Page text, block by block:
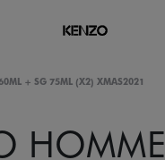
+ SG 75ML (X2) XMAS2021
HOMME